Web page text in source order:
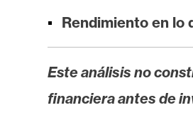
s
d
e
r
Rendimiento en lo
Este análisis no
financiera antes de